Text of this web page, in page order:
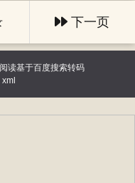
下一页
读基于百度搜索转码
xml